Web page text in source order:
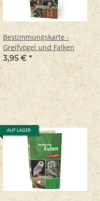
Bestimmungskarte -
Greifvögel und Falken
3,95 € *
AUF LAGER